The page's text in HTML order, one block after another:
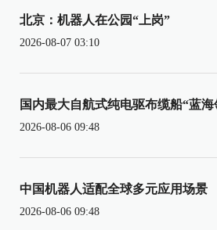
北京：机器人在公园“上岗”
2026-08-07 03:10
国内最大自航式纯电驱布缆船“蓝
2026-08-06 09:48
中国机器人适配全球多元应用场景
2026-08-06 09:48